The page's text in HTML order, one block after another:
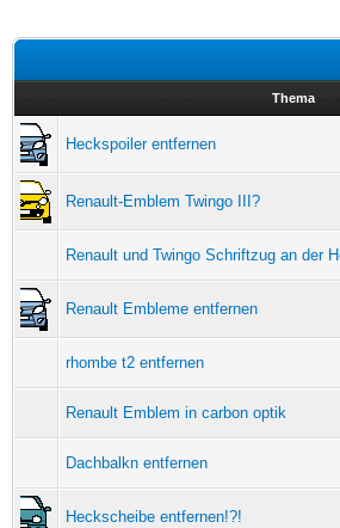
Thema
Heckspoiler entfernen
Renault-Emblem Twingo III?
Renault und Twingo Schriftzug an der
Renault Embleme entfernen
rhombe t2 entfernen
Renault Emblem in carbon optik
Dachbalkn entfernen
Heckscheibe entfernen!?!